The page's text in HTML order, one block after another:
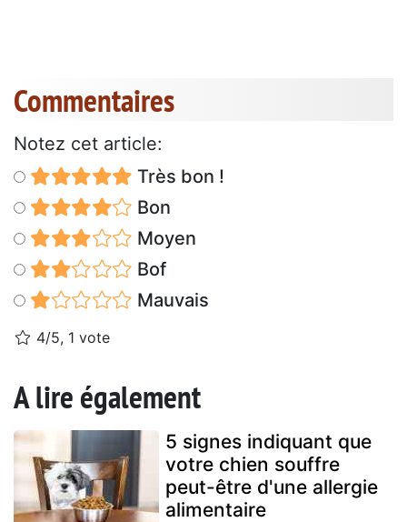
Commentaires
Notez cet article:
Très bon !
Bon
Moyen
Bof
Mauvais
4/5, 1 vote
A lire également
5 signes indiquant que
votre chien souffre
peut-être d'une allergie
alimentaire